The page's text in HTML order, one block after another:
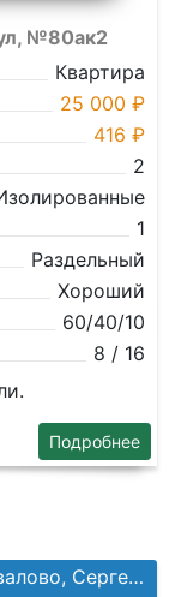
№80ак2
Квартира
25 000 ₽
416 ₽
2
1
Раздельный
Хороший
60/40/10
8 / 16
Подробнее
Преминина, №4